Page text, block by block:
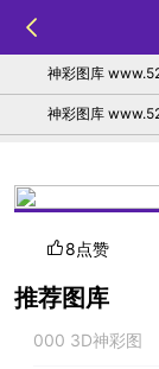
神彩图库
神彩图库
8点赞
推荐图库
000 3D神彩图